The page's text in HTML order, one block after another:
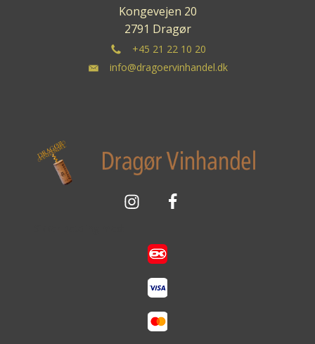
Kongevejen 20
2791 Dragør
+45 21 22 10 20
info@dragoervinhandel.dk